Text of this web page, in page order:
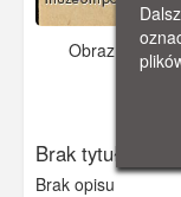
Obraz
Brak tytułu
Brak opisu